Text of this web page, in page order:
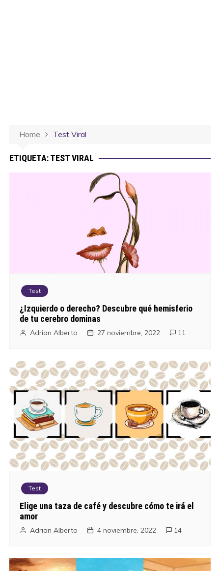
Home Test Viral
ETIQUETA:TEST VIRAL
Test
¿Izquierdo o derecho? Descubre qué hemisferio
de tu cerebro dominas
Adrian Alberto 27 noviembre, 2022 11
Test
Elige una taza de café y descubre cómo te irá el
amor
Adrian Alberto 4 noviembre, 2022 14